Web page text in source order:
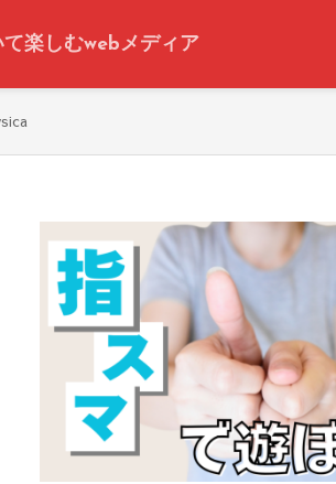
楽しむwebメディア